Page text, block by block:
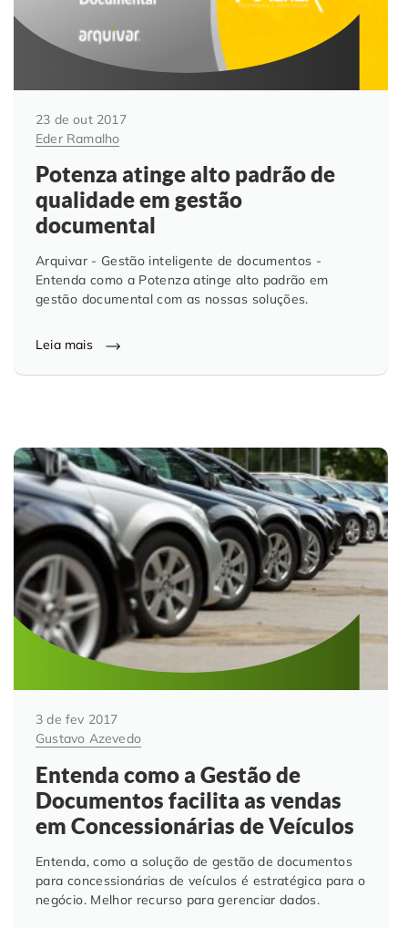
23 de out 2017
Eder Ramalho
Potenza atinge alto padrão de
qualidade em gestão
documental
Arquivar - Gestão inteligente de documentos -
Entenda como a Potenza atinge alto padrão em
gestão documental com as nossas soluções.
Leia mais
3 de fev 2017
Gustavo Azevedo
Entenda como a Gestão de
Documentos facilita as vendas
em Concessionárias de Veículos
Entenda, como a solução de gestão de documentos
para concessionárias de veículos é estratégica para o
negócio. Melhor recurso para gerenciar dados.